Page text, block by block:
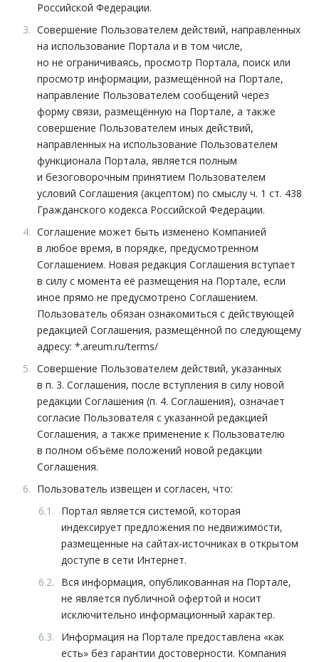
Российской Федерации.
Совершение Пользователем действий, направленных
на использование Портала и в том числе,
но не ограничиваясь, просмотр Портала, поиск или
просмотр информации, размещённой на Портале,
направление Пользователем сообщений через
форму связи, размещённую на Портале, а также
совершение Пользователем иных действий,
направленных на использование Пользователем
функционала Портала, является полным
и безоговорочным принятием Пользователем
условий Соглашения (акцептом) по смыслу ч. 1 ст. 438
Гражданского кодекса Российской Федерации.
Соглашение может быть изменено Компанией
в любое время, в порядке, предусмотренном
Соглашением. Новая редакция Соглашения вступает
в силу с момента её размещения на Портале, если
иное прямо не предусмотрено Соглашением.
Пользователь обязан ознакомиться с действующей
редакцией Соглашения, размещённой по следующему
адресу: *.areum.ru/terms/
Совершение Пользователем действий, указанных
в п. 3. Соглашения, после вступления в силу новой
редакции Соглашения (п. 4. Соглашения), означает
согласие Пользователя с указанной редакцией
Соглашения, а также применение к Пользователю
в полном объёме положений новой редакции
Соглашения.
Пользователь извещен и согласен, что:
Портал является системой, которая
индексирует предложения по недвижимости,
размещенные на сайтах-источниках в открытом
доступе в сети Интернет.
Вся информация, опубликованная на Портале,
не является публичной офертой и носит
исключительно информационный характер.
Информация на Портале предоставлена «как
есть» без гарантии достоверности. Компания